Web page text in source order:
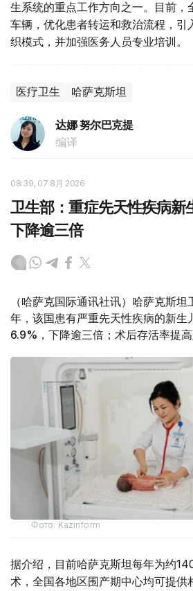
生系统的重点工作方向之一。目前，
车辆，优化患者转运和救治流程，引
织模式，并加强医务人员专业培训。
医疗卫生 哈萨克斯坦
达娜 努尔巴克提
编译
08:39, 07 8月 2026
卫生部：重症先天性疾病新
下降逾三倍
（哈萨克国际通讯社讯）哈萨克斯
年，该国患有严重先天性疾病的新
6.9%，下降逾三倍；术后存活率提高
Фото: Kazinform
据介绍，目前哈萨克斯坦每年为约
术，全国各地区围产期中心均可提供